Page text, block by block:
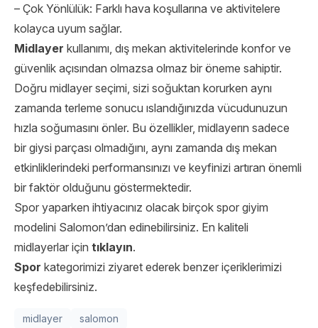
– Çok Yönlülük: Farklı hava koşullarına ve aktivitelere
kolayca uyum sağlar.
Midlayer kullanımı, dış mekan aktivitelerinde konfor ve
güvenlik açısından olmazsa olmaz bir öneme sahiptir.
Doğru midlayer seçimi, sizi soğuktan korurken aynı
zamanda terleme sonucu ıslandığınızda vücudunuzun
hızla soğumasını önler. Bu özellikler, midlayerın sadece
bir giysi parçası olmadığını, aynı zamanda dış mekan
etkinliklerindeki performansınızı ve keyfinizi artıran önemli
bir faktör olduğunu göstermektedir.
Spor yaparken ihtiyacınız olacak birçok spor giyim
modelini Salomon’dan edinebilirsiniz. En kaliteli
midlayerlar için tıklayın.
Spor kategorimizi ziyaret ederek benzer içeriklerimizi
keşfedebilirsiniz.
midlayer salomon